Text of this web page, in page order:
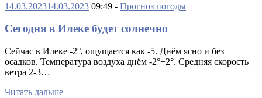
14.03.202314.03.2023 09:49 - Прогноз погоды
Сегодня в Илеке будет солнечно
Сейчас в Илеке -2°, ощущается как -5. Днëм ясно и без
осадков. Температура воздуха днём -2°+2°. Средняя скорость
ветра 2-3…
Читать дальше